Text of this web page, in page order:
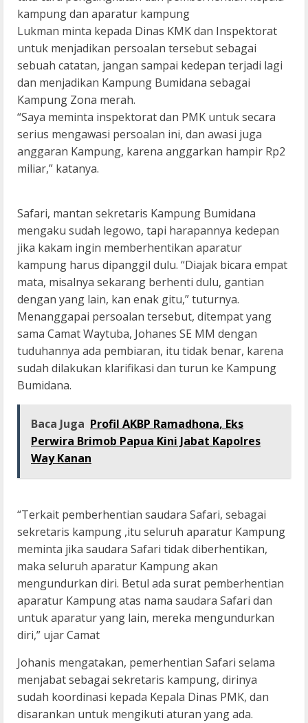
kampung dan aparatur kampung
Lukman minta kepada Dinas KMK dan Inspektorat
untuk menjadikan persoalan tersebut sebagai
sebuah catatan, jangan sampai kedepan terjadi lagi
dan menjadikan Kampung Bumidana sebagai
Kampung Zona merah.
“Saya meminta inspektorat dan PMK untuk secara
serius mengawasi persoalan ini, dan awasi juga
anggaran Kampung, karena anggarkan hampir Rp2
miliar,” katanya.
Safari, mantan sekretaris Kampung Bumidana
mengaku sudah legowo, tapi harapannya kedepan
jika kakam ingin memberhentikan aparatur
kampung harus dipanggil dulu. “Diajak bicara empat
mata, misalnya sekarang berhenti dulu, gantian
dengan yang lain, kan enak gitu,” tuturnya.
Menanggapai persoalan tersebut, ditempat yang
sama Camat Waytuba, Johanes SE MM dengan
tuduhannya ada pembiaran, itu tidak benar, karena
sudah dilakukan klarifikasi dan turun ke Kampung
Bumidana.
Baca Juga Profil AKBP Ramadhona, Eks
Perwira Brimob Papua Kini Jabat Kapolres
Way Kanan
“Terkait pemberhentian saudara Safari, sebagai
sekretaris kampung ,itu seluruh aparatur Kampung
meminta jika saudara Safari tidak diberhentikan,
maka seluruh aparatur Kampung akan
mengundurkan diri. Betul ada surat pemberhentian
aparatur Kampung atas nama saudara Safari dan
untuk aparatur yang lain, mereka mengundurkan
diri,” ujar Camat
Johanis mengatakan, pemerhentian Safari selama
menjabat sebagai sekretaris kampung, dirinya
sudah koordinasi kepada Kepala Dinas PMK, dan
disarankan untuk mengikuti aturan yang ada.